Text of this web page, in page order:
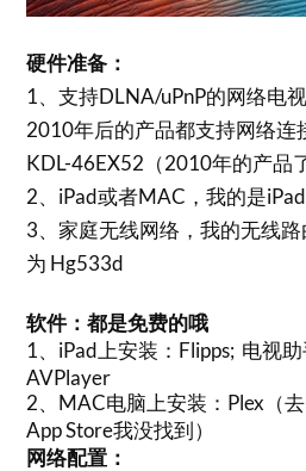
硬件准备：
1、支持DLNA/uPnP的网络电
2010年后的产品都支持网络连
KDL-46EX52（2010年的产品
2、iPad或者MAC，我的是
3、家庭无线网络，我的无线
为 Hg533d
软件：都是免费的哦
1、iPad上安装：Flipps; 电视
AVPlayer
2、MAC电脑上安装：Plex（
App Store我没找到）
网络配置：